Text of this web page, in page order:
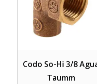
Codo So-Hi 3/8
Taumm